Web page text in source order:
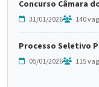
Concurso Câmara
31/01/2026 140
Processo Seletivo
05/01/2026 115